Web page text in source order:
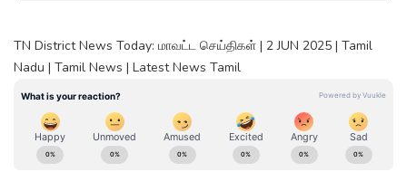
TN District News Today: மாவட்ட செய்திகள் | 2 JUN 2025 | Tamil
Nadu | Tamil News | Latest News Tamil